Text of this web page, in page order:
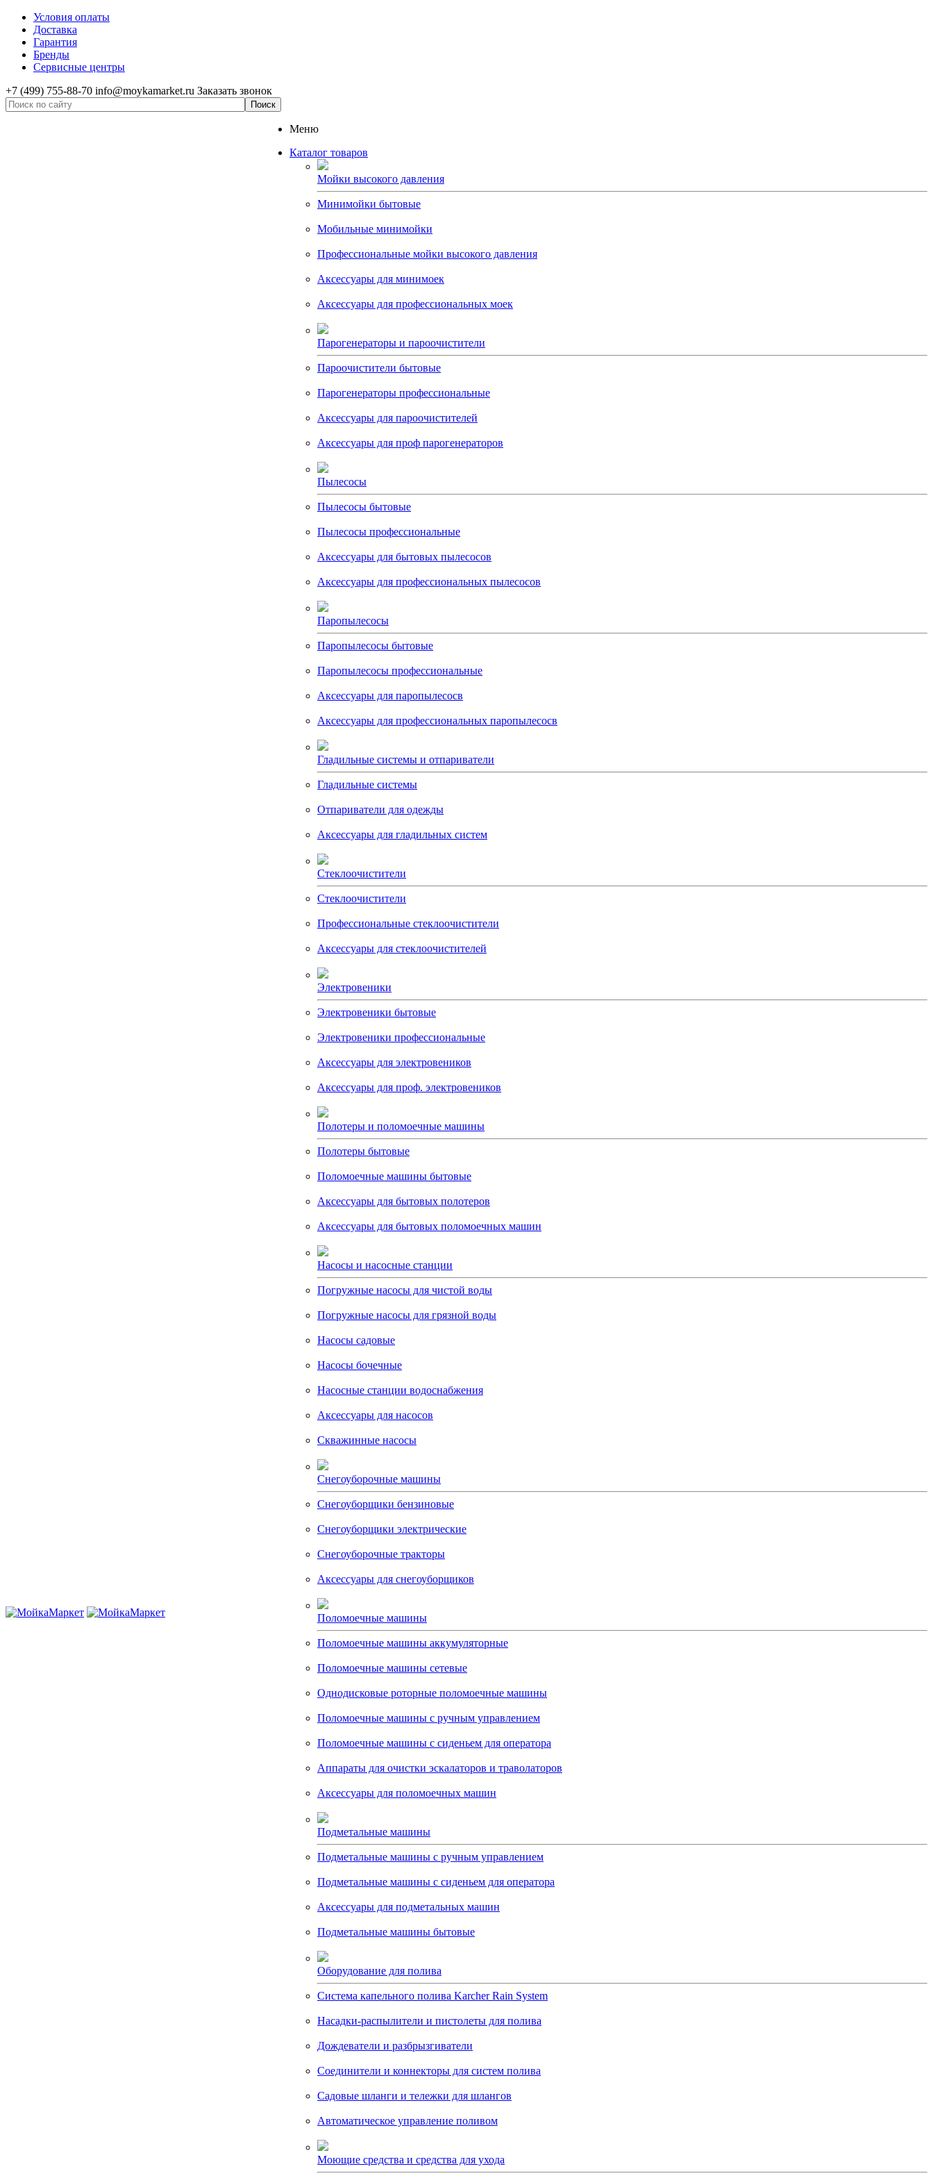
Условия оплаты
Доставка
Гарантия
Бренды
Сервисные центры
+7 (499) 755-88-70 info@moykamarket.ru Заказать звонок
Меню
Каталог товаров
Мойки высокого давления
Минимойки бытовые
Мобильные минимойки
Профессиональные мойки высокого давления
Аксессуары для минимоек
Аксессуары для профессиональных моек
Парогенераторы и пароочистители
Пароочистители бытовые
Парогенераторы профессиональные
Аксессуары для пароочистителей
Аксессуары для проф парогенераторов
Пылесосы
Пылесосы бытовые
Пылесосы профессиональные
Аксессуары для бытовых пылесосов
Аксессуары для профессиональных пылесосов
Паропылесосы
Паропылесосы бытовые
Паропылесосы профессиональные
Аксессуары для паропылесосв
Аксессуары для профессиональных паропылесосв
Гладильные системы и отпариватели
Гладильные системы
Отпариватели для одежды
Аксессуары для гладильных систем
Стеклоочистители
Стеклоочистители
Профессиональные стеклоочистители
Аксессуары для стеклоочистителей
Электровеники
Электровеники бытовые
Электровеники профессиональные
Аксессуары для электровеников
Аксессуары для проф. электровеников
Полотеры и поломоечные машины
Полотеры бытовые
Поломоечные машины бытовые
Аксессуары для бытовых полотеров
Аксессуары для бытовых поломоечных машин
Насосы и насосные станции
Погружные насосы для чистой воды
Погружные насосы для грязной воды
Насосы садовые
Насосы бочечные
Насосные станции водоснабжения
Аксессуары для насосов
Скважинные насосы
Снегоуборочные машины
Снегоуборщики бензиновые
Снегоуборщики электрические
Снегоуборочные тракторы
Аксессуары для снегоуборщиков
Поломоечные машины
Поломоечные машины аккумуляторные
Поломоечные машины сетевые
Однодисковые роторные поломоечные машины
Поломоечные машины с ручным управлением
Поломоечные машины с сиденьем для оператора
Аппараты для очистки эскалаторов и траволаторов
Аксессуары для поломоечных машин
Подметальные машины
Подметальные машины с ручным управлением
Подметальные машины с сиденьем для оператора
Аксессуары для подметальных машин
Подметальные машины бытовые
Оборудование для полива
Система капельного полива Karcher Rain System
Насадки-распылители и пистолеты для полива
Дождеватели и разбрызгиватели
Соединители и коннекторы для систем полива
Садовые шланги и тележки для шлангов
Автоматическое управление поливом
Моющие средства и средства для ухода